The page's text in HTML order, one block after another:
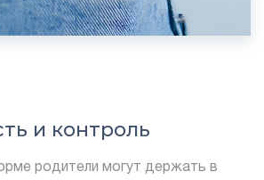
и контроль
родители могут держать в